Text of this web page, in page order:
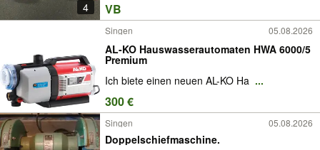
4 VB
Singen 05.08.2026
AL-KO Hauswasserautomaten HWA 6000/5
Premium
Ich biete einen neuen AL-KO Ha ...
300 €
Singen 05.08.2026
Doppelschiefmaschine.